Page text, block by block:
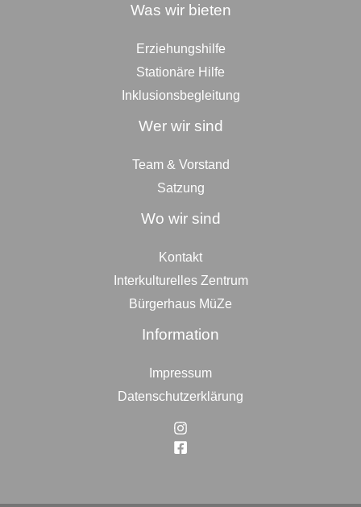
Was wir bieten
Erziehungshilfe
Stationäre Hilfe
Inklusionsbegleitung
Wer wir sind
Team & Vorstand
Satzung
Wo wir sind
Kontakt
Interkulturelles Zentrum
Bürgerhaus MüZe
Information
Impressum
Datenschutzerklärung